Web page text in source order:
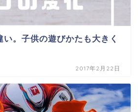
。子供の遊びかたも大きく
2017年2月22日